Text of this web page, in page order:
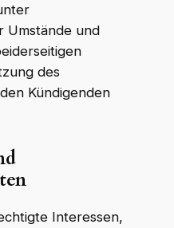
Umstände und
des
Kündigenden
Interessen,